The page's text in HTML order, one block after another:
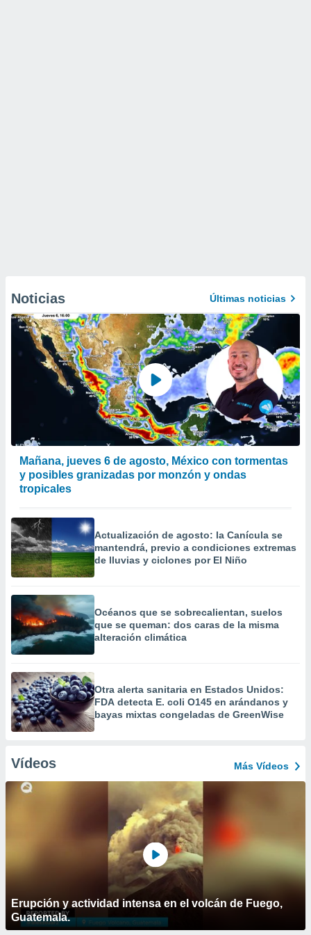
Noticias Últimas noticias
Mañana, jueves 6 de agosto, México con tormentas
y posibles granizadas por monzón y ondas
tropicales
Actualización de agosto: la Canícula se
mantendrá, previo a condiciones extremas
de lluvias y ciclones por El Niño
Océanos que se sobrecalientan, suelos
que se queman: dos caras de la misma
alteración climática
Otra alerta sanitaria en Estados Unidos:
FDA detecta E. coli O145 en arándanos y
bayas mixtas congeladas de GreenWise
Vídeos Más Vídeos
Erupción y actividad intensa en el volcán de Fuego,
Guatemala.